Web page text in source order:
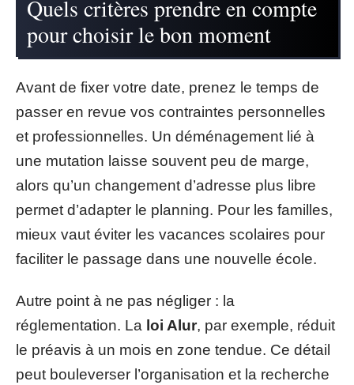
Quels critères prendre en compte
pour choisir le bon moment
Avant de fixer votre date, prenez le temps de
passer en revue vos contraintes personnelles
et professionnelles. Un déménagement lié à
une mutation laisse souvent peu de marge,
alors qu’un changement d’adresse plus libre
permet d’adapter le planning. Pour les familles,
mieux vaut éviter les vacances scolaires pour
faciliter le passage dans une nouvelle école.
Autre point à ne pas négliger : la
réglementation. La loi Alur, par exemple, réduit
le préavis à un mois en zone tendue. Ce détail
peut bouleverser l’organisation et la recherche